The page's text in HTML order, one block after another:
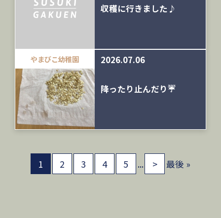
収穫に行きました♪
やまびこ幼稚園 2026.07.06
降ったり止んだり☔
1 2 3 4 5 ... > 最後 »